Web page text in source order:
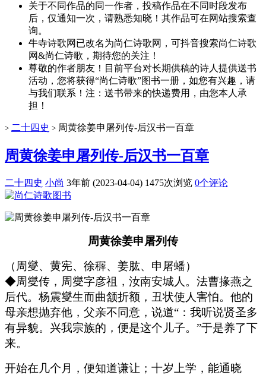
关于不同作品的同一作者，投稿作品在不同时段发布
后，仅通知一次，请熟悉知晓！其作品可在网站搜索查
询。
牛寺诗歌网已改名为尚仁诗歌网，可抖音搜索尚仁诗歌
网&尚仁诗歌，期待您的关注！
尊敬的作者朋友！目前平台对长期供稿的诗人提供送书
活动，您将获得“尚仁诗歌”图书一册，如您有兴趣，请
与我们联系！注：送书带来的快递费用，由您本人承
担！
> 二十四史 > 周黄徐姜申屠列传-后汉书一百章
周黄徐姜申屠列传-后汉书一百章
二十四史 小尚 3年前 (2023-04-04) 1475次浏览 0个评论
周黄徐姜申屠列传
（周燮、黄宪、徐稺、姜肱、申屠蟠）
◆周燮传，周燮字彦祖，汝南安城人。法曹掾燕之
后代。杨震燮生而曲颔折额，丑状使人害怕。他的
母亲想抛弃他，父亲不同意，说道“：我听说贤圣多
有异貌。兴我宗族的，便是这个儿子。”于是养了下
来。
开始在几个月，便知道谦让；十岁上学，能通晓